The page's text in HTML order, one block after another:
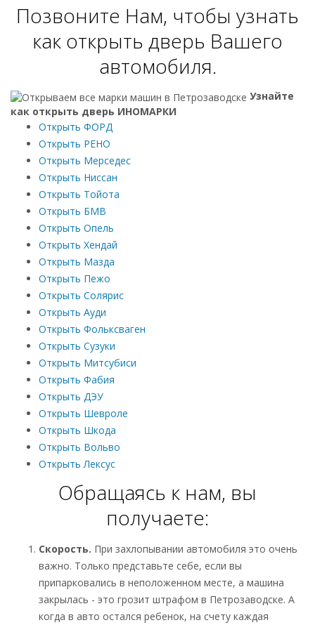
Позвоните Нам, чтобы узнать
как открыть дверь Вашего
автомобиля.
Узнайте
как открыть дверь ИНОМАРКИ
Открыть ФОРД
Открыть РЕНО
Открыть Мерседес
Открыть Ниссан
Открыть Тойота
Открыть БМВ
Открыть Опель
Открыть Хендай
Открыть Мазда
Открыть Пежо
Открыть Солярис
Открыть Ауди
Открыть Фольксваген
Открыть Сузуки
Открыть Митсубиси
Открыть Фабия
Открыть ДЭУ
Открыть Шевроле
Открыть Шкода
Открыть Вольво
Открыть Лексус
Обращаясь к нам, вы
получаете:
Скорость. При захлопывании автомобиля это очень
важно. Только представьте себе, если вы
припарковались в неположенном месте, а машина
закрылась - это грозит штрафом в Петрозаводске. А
когда в авто остался ребенок, на счету каждая